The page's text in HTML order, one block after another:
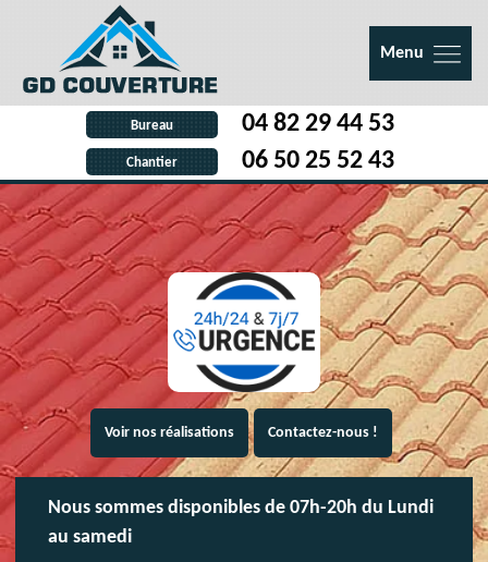
Menu
Bureau 04 82 29 44 53
Chantier 06 50 25 52 43
Voir nos réalisations Contactez-nous !
Nous sommes disponibles de 07h-20h du Lundi
au samedi